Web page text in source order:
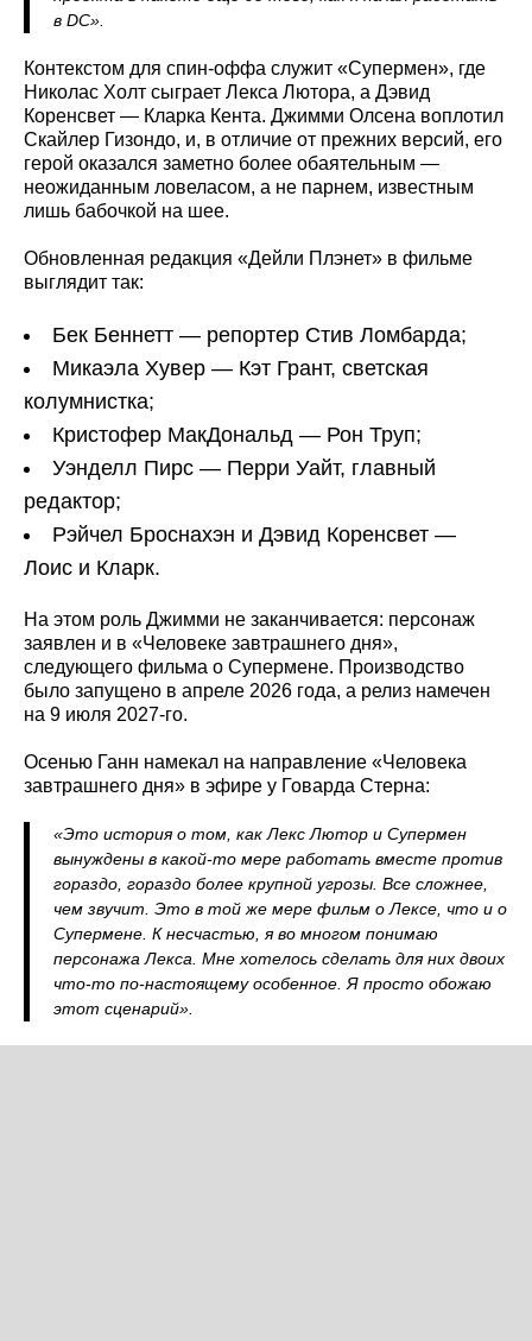
в DC».
Контекстом для спин-оффа служит «Супермен», где
Николас Холт сыграет Лекса Лютора, а Дэвид
Коренсвет — Кларка Кента. Джимми Олсена воплотил
Скайлер Гизондо, и, в отличие от прежних версий, его
герой оказался заметно более обаятельным —
неожиданным ловеласом, а не парнем, известным
лишь бабочкой на шее.
Обновленная редакция «Дейли Плэнет» в фильме
выглядит так:
Бек Беннетт — репортер Стив Ломбарда;
Микаэла Хувер — Кэт Грант, светская
колумнистка;
Кристофер МакДональд — Рон Труп;
Уэнделл Пирс — Перри Уайт, главный
редактор;
Рэйчел Броснахэн и Дэвид Коренсвет —
Лоис и Кларк.
На этом роль Джимми не заканчивается: персонаж
заявлен и в «Человеке завтрашнего дня»,
следующего фильма о Супермене. Производство
было запущено в апреле 2026 года, а релиз намечен
на 9 июля 2027-го.
Осенью Ганн намекал на направление «Человека
завтрашнего дня» в эфире у Говарда Стерна:
«Это история о том, как Лекс Лютор и Супермен
вынуждены в какой-то мере работать вместе против
гораздо, гораздо более крупной угрозы. Все сложнее,
чем звучит. Это в той же мере фильм о Лексе, что и о
Супермене. К несчастью, я во многом понимаю
персонажа Лекса. Мне хотелось сделать для них двоих
что-то по-настоящему особенное. Я просто обожаю
этот сценарий».